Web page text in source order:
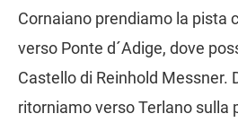
Cornaiano prendiamo la pista
verso Ponte d´Adige, dove
Castello di Reinhold Messner.
ritorniamo verso Terlano sulla